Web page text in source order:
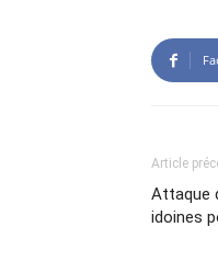
Article
Attaque
idoines